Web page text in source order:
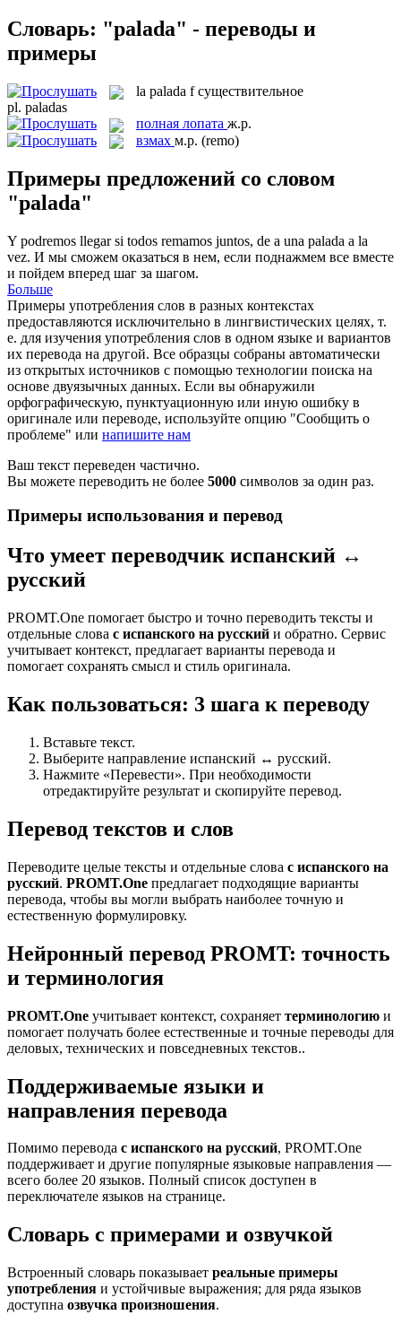
Словарь: "palada" - переводы и
примеры
la palada f существительное
pl. paladas
полная лопата ж.р.
взмах м.р. (remo)
Примеры предложений со словом
"palada"
Y podremos llegar si todos remamos juntos, de a una palada a la
vez. И мы сможем оказаться в нем, если поднажмем все вместе
и пойдем вперед шаг за шагом.
Больше
Примеры употребления слов в разных контекстах
предоставляются исключительно в лингвистических целях, т.
е. для изучения употребления слов в одном языке и вариантов
их перевода на другой. Все образцы собраны автоматически
из открытых источников с помощью технологии поиска на
основе двуязычных данных. Если вы обнаружили
орфографическую, пунктуационную или иную ошибку в
оригинале или переводе, используйте опцию "Сообщить о
проблеме" или напишите нам
Ваш текст переведен частично.
Вы можете переводить не более 5000 символов за один раз.
Примеры использования и перевод
Что умеет переводчик испанский ↔
русский
PROMT.One помогает быстро и точно переводить тексты и
отдельные слова с испанского на русский и обратно. Сервис
учитывает контекст, предлагает варианты перевода и
помогает сохранять смысл и стиль оригинала.
Как пользоваться: 3 шага к переводу
Вставьте текст.
Выберите направление испанский ↔ русский.
Нажмите «Перевести». При необходимости
отредактируйте результат и скопируйте перевод.
Перевод текстов и слов
Переводите целые тексты и отдельные слова с испанского на
русский. PROMT.One предлагает подходящие варианты
перевода, чтобы вы могли выбрать наиболее точную и
естественную формулировку.
Нейронный перевод PROMT: точность
и терминология
PROMT.One учитывает контекст, сохраняет терминологию и
помогает получать более естественные и точные переводы для
деловых, технических и повседневных текстов..
Поддерживаемые языки и
направления перевода
Помимо перевода с испанского на русский, PROMT.One
поддерживает и другие популярные языковые направления —
всего более 20 языков. Полный список доступен в
переключателе языков на странице.
Словарь с примерами и озвучкой
Встроенный словарь показывает реальные примеры
употребления и устойчивые выражения; для ряда языков
доступна озвучка произношения.